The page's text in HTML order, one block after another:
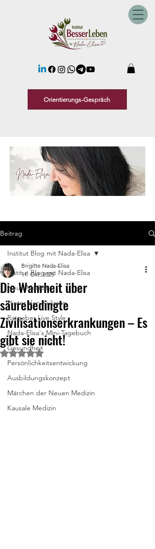
Orientierungs-Gespräch
Beitrag
Institut Blog mit Nada-Elisa
Neue Medizin
Hinter den Kulissen
Ratgeber Live Style
Nada-Elisa's Mini-Tagebuch
Gesundheit
Persönlichkeitsentwickung
Ausbildungskonzept
Märchen der Neuen Medizin
Kausale Medizin
Institut Blog mit Nada-Elisa
Die Wahrheit über
säurebedingte
Zivilisationserkrankungen – Es
gibt sie nicht!
Brigitte Nada-Elisa
11. Okt. 2025
Mit NaN von 5 Sternen bewertet.